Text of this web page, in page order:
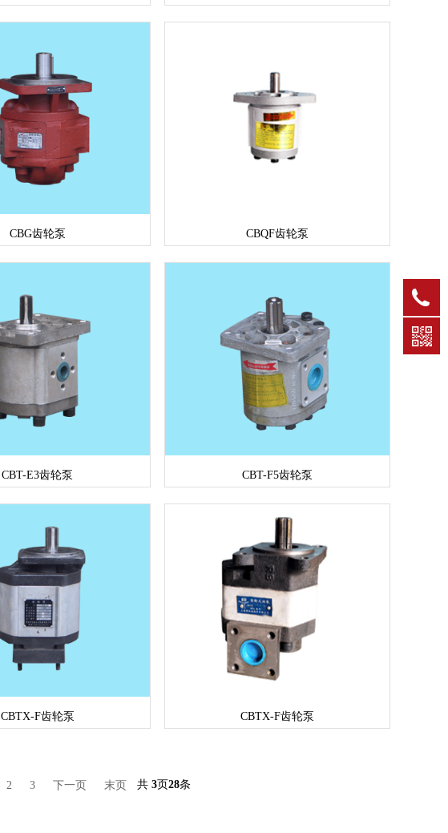
CBG齿轮泵 CBQF齿轮泵
CBT-E3齿轮泵 CBT-F5齿轮泵
CBTX-F齿轮泵 CBTX-F齿轮泵
2 3 下一页 末页 共 3页28条